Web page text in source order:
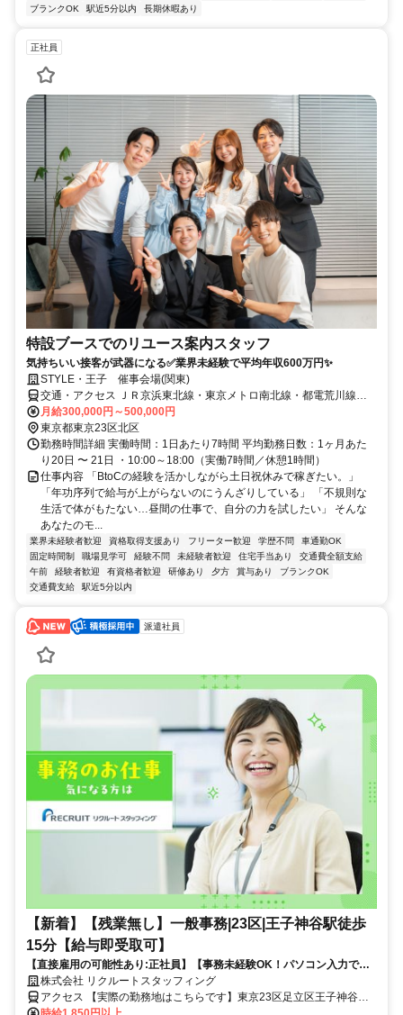
ブランクOK
駅近5分以内 長期休暇あり
正社員
特設ブースでのリユース案内スタッフ
気持ちいい接客が武器になる✅業界未経験で平均年収600万円✨
STYLE・王子 催事会場(関東)
交通・アクセス ＪＲ京浜東北線・東京メトロ南北線・都電荒川線
「王子駅」各駅より徒歩４分
月給300,000円～500,000円
東京都東京23区北区
勤務時間詳細 実働時間：1日あたり7時間 平均勤務日数：1ヶ月あた
り20日 〜 21日 ・10:00～18:00（実働7時間／休憩1時間）
仕事内容 「BtoCの経験を活かしながら土日祝休みで稼ぎたい。」
「年功序列で給与が上がらないのにうんざりしている」 「不規則な
生活で体がもたない…昼間の仕事で、自分の力を試したい」 そんな
あなたのモ...
業界未経験者歓迎 資格取得支援あり フリーター歓迎 学歴不問
車通勤OK
固定時間制
職場見学可 経験不問 未経験者歓迎 住宅手当あり
交通費全額支給
午前
経験者歓迎 有資格者歓迎 研修あり 夕方 賞与あり
ブランクOK
交通費支給
駅近5分以内
派遣社員
【新着】【残業無し】一般事務|23区|王子神谷駅徒歩
15分【給与即受取可】
【直接雇用の可能性あり:正社員】【事務未経験OK！パソコン入力でき
ればOK】【17時定時＋残業なし】【自転車通勤OK】【服装自由/ネイル
OK】◆化学品メーカーで営業事務◆
株式会社 リクルートスタッフィング
アクセス 【実際の勤務地はこちらです】東京23区足立区王子神谷駅